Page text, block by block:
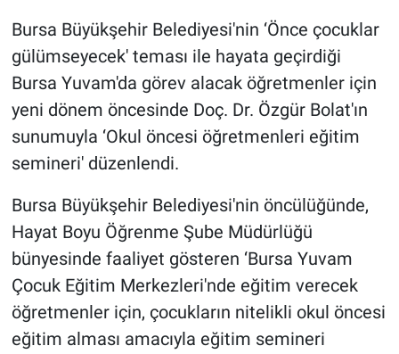
Bursa Büyükşehir Belediyesi'nin ‘Önce çocuklar
gülümseyecek' teması ile hayata geçirdiği
Bursa Yuvam'da görev alacak öğretmenler için
yeni dönem öncesinde Doç. Dr. Özgür Bolat'ın
sunumuyla ‘Okul öncesi öğretmenleri eğitim
semineri' düzenlendi.
Bursa Büyükşehir Belediyesi'nin öncülüğünde,
Hayat Boyu Öğrenme Şube Müdürlüğü
bünyesinde faaliyet gösteren ‘Bursa Yuvam
Çocuk Eğitim Merkezleri'nde eğitim verecek
öğretmenler için, çocukların nitelikli okul öncesi
eğitim alması amacıyla eğitim semineri
Yaşam
Spor
Nöbetçi Eczaneler